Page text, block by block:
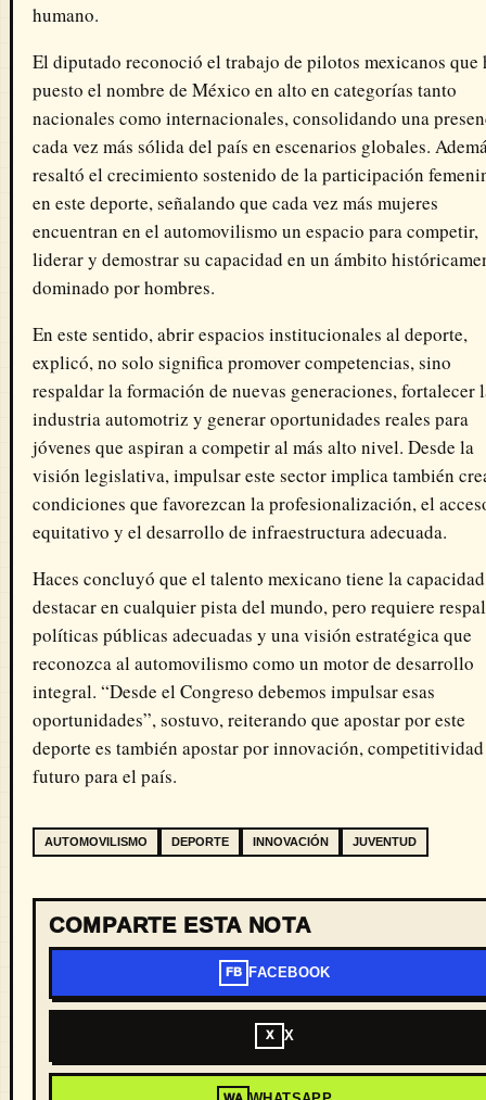
humano.
El diputado reconoció el trabajo de pilotos mexicanos que
puesto el nombre de México en alto en categorías tanto
nacionales como internacionales, consolidando una
cada vez más sólida del país en escenarios globales.
resaltó el crecimiento sostenido de la participación
en este deporte, señalando que cada vez más mujeres
encuentran en el automovilismo un espacio para competir,
liderar y demostrar su capacidad en un ámbito
dominado por hombres.
En este sentido, abrir espacios institucionales al deporte,
explicó, no solo significa promover competencias, sino
respaldar la formación de nuevas generaciones, fortalecer
industria automotriz y generar oportunidades reales para
jóvenes que aspiran a competir al más alto nivel. Desde la
visión legislativa, impulsar este sector implica también
condiciones que favorezcan la profesionalización, el
equitativo y el desarrollo de infraestructura adecuada.
Haces concluyó que el talento mexicano tiene la
destacar en cualquier pista del mundo, pero requiere
políticas públicas adecuadas y una visión estratégica que
reconozca al automovilismo como un motor de desarrollo
integral. “Desde el Congreso debemos impulsar esas
oportunidades”, sostuvo, reiterando que apostar por este
deporte es también apostar por innovación,
futuro para el país.
AUTOMOVILISMO DEPORTE INNOVACIÓN JUVENTUD
COMPARTE ESTA NOTA
FB FACEBOOK
X X